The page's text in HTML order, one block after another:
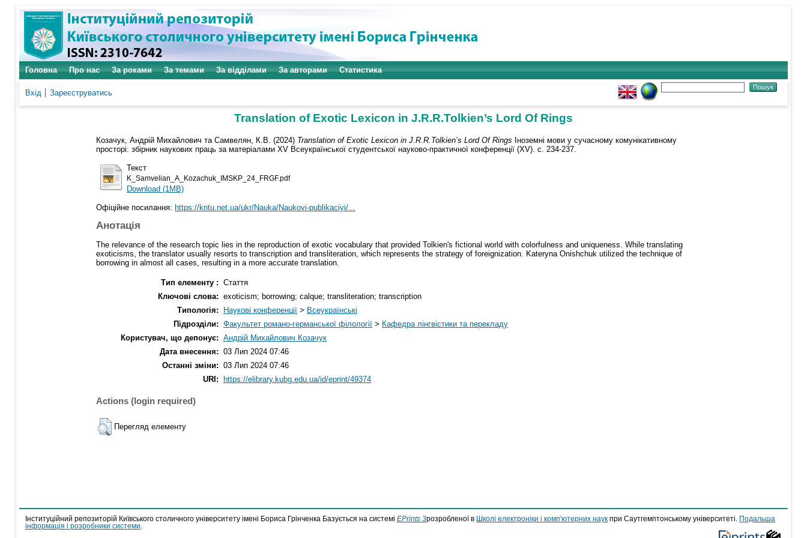
Головна Про нас За роками За темами За відділами За авторами Статистика
Вхід Зареєструватись
Translation of Exotic Lexicon in J.R.R.Tolkien’s Lord Of Rings
Козачук, Андрій Михайлович та Самвелян, К.В. (2024) Translation of Exotic Lexicon in J.R.R.Tolkien’s Lord Of Rings Іноземні мови у сучасному комунікативному
просторі: збірник наукових праць за матеріалами XV Всеукраїнської студентської науково-практичної конференції (XV). с. 234-237.
Текст
K_Samvelian_A_Kozachuk_IMSKP_24_FRGF.pdf
Download (1MB)
Офіційне посилання: https://kntu.net.ua/ukr/Nauka/Naukovi-publikaciyi/...
Анотація
The relevance of the research topic lies in the reproduction of exotic vocabulary that provided Tolkien's fictional world with colorfulness and uniqueness. While translating
exoticisms, the translator usually resorts to transcription and transliteration, which represents the strategy of foreignization. Kateryna Onishchuk utilized the technique of
borrowing in almost all cases, resulting in a more accurate translation.
Тип елементу : Стаття
Ключові слова: exoticism; borrowing; calque; transliteration; transcription
Типологія:
Наукові конференції > Всеукраїнські
Підрозділи: Факультет романо-германської філології > Кафедра лінгвістики та перекладу
Користувач, що депонує: Андрій Михайлович Козачук
Дата внесення: 03 Лип 2024 07:46
Останні зміни: 03 Лип 2024 07:46
URI:
https://elibrary.kubg.edu.ua/id/eprint/49374
Actions (login required)
Перегляд елементу
Інституційний репозиторій Київського столичного університету імені Бориса Грінченка Базується на системі EPrints 3розробленої в Школі електроніки і комп'ютерних наук при Саутгемптонському університеті.
Подальша
інформація і розробники системи